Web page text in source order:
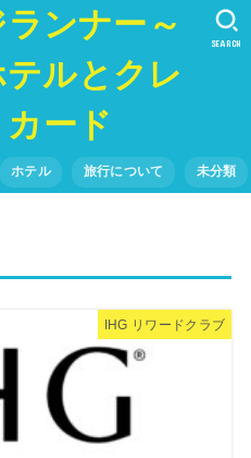
ンナー～
ルとクレ
ード
ホテル 旅行について 未分類
SEARCH
IHG リワードクラブ